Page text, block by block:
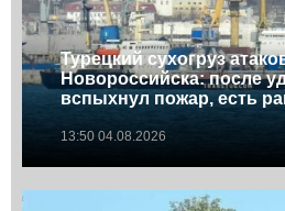
Турецкий сухогруз
Новороссийска: после
вспыхнул пожар, есть
13:50 04.08.2026